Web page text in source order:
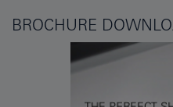
BROCHURE